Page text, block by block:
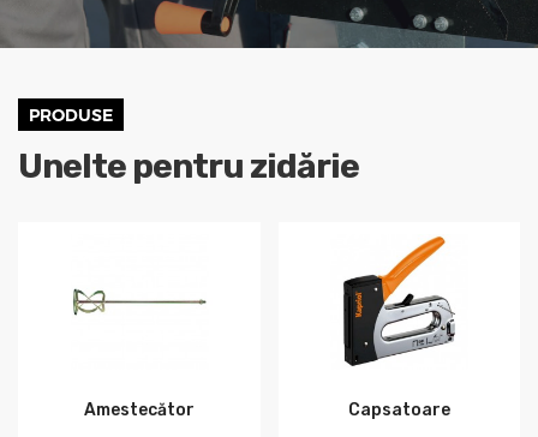
PRODUSE
Unelte pentru zidărie
Amestecător Capsatoare